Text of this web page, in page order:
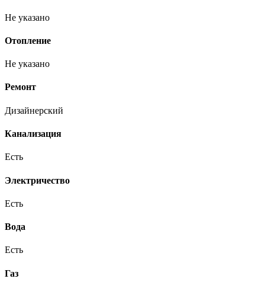
Не указано
Отопление
Не указано
Ремонт
Дизайнерский
Канализация
Есть
Электричество
Есть
Вода
Есть
Газ